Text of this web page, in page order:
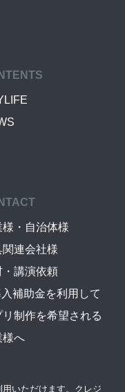
様・自治体様
関連会社様
・講演依頼
入補助金を利用して
リ制作を希望される
様へ
いただけます。クレジ